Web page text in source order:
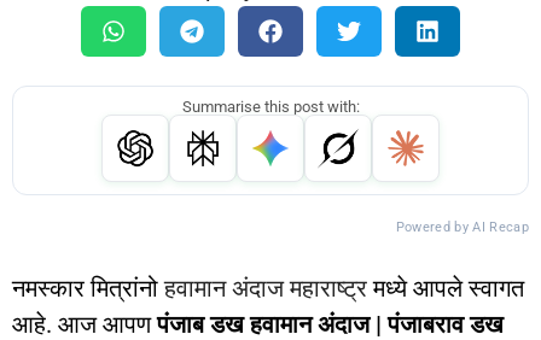
Summarise this post with:
Powered by AI Recap
नमस्कार मित्रांनोहवामान अंदाज महाराष्ट्रमध्ये आपले स्वागत
आहे. आज आपणपंजाब डख हवामान अंदाज | पंजाबराव डख